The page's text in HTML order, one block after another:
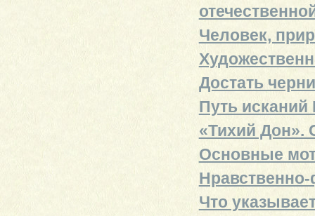
Человек,
Достать
Путь
«Тихий Дон».
Основные
Что